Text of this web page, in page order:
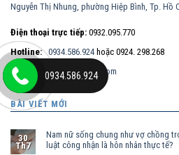
Nguyễn Thị Nhung, phường Hiệp Bình, Tp. Hồ
Điện thoại trực tiếp: 0932.095.770
Hotline: 0934.586.924 hoặc 0924. 298.268
Email:
maitt.lssg@gmail.com
BÀI VIẾT MỚI
30
Th7
Nam nữ sống chung như vợ chồng
luật công nhận là hôn nhân thực tế?
0934.586.924